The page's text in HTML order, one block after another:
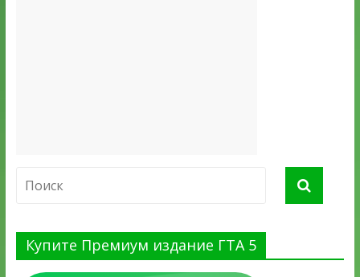
Купите Премиум издание ГТА 5